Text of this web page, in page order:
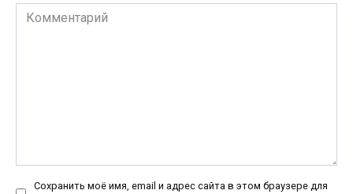
Комментарий
Сохранить моё имя, email и адрес сайта в этом браузере для